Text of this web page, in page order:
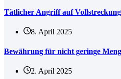
Tätlicher Angriff auf
8. April 2025
Bewährung für nicht geringe
2. April 2025